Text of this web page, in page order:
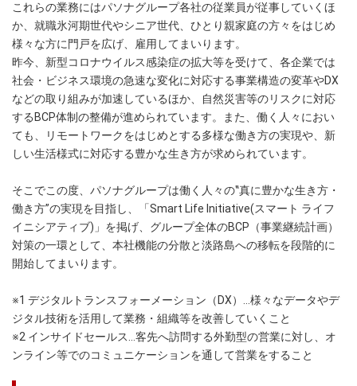
これらの業務にはパソナグループ各社の従業員が従事していくほ
か、就職氷河期世代やシニア世代、ひとり親家庭の方々をはじめ
様々な方に門戸を広げ、雇用してまいります。
昨今、新型コロナウイルス感染症の拡大等を受けて、各企業では
社会・ビジネス環境の急速な変化に対応する事業構造の変革やDX
などの取り組みが加速しているほか、自然災害等のリスクに対応
するBCP体制の整備が進められています。また、働く人々におい
ても、リモートワークをはじめとする多様な働き方の実現や、新
しい生活様式に対応する豊かな生き方が求められています。
そこでこの度、パソナグループは働く人々の‟真に豊かな生き方・
働き方”の実現を目指し、「Smart Life Initiative(スマート ライフ
イニシアティブ)」を掲げ、グループ全体のBCP（事業継続計画）
対策の一環として、本社機能の分散と淡路島への移転を段階的に
開始してまいります。
※1 デジタルトランスフォーメーション（DX）…様々なデータやデ
ジタル技術を活用して業務・組織等を改善していくこと
※2 インサイドセールス…客先へ訪問する外勤型の営業に対し、オ
ンライン等でのコミュニケーションを通して営業をすること